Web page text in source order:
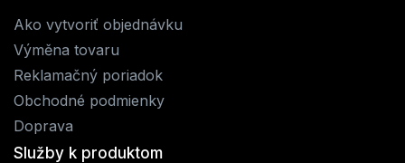
Ako vytvoriť objednávku
Výměna tovaru
Reklamačný poriadok
Obchodné podmienky
Doprava
Služby k produktom